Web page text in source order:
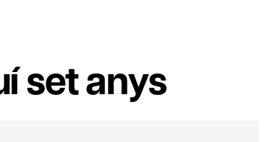
set anys